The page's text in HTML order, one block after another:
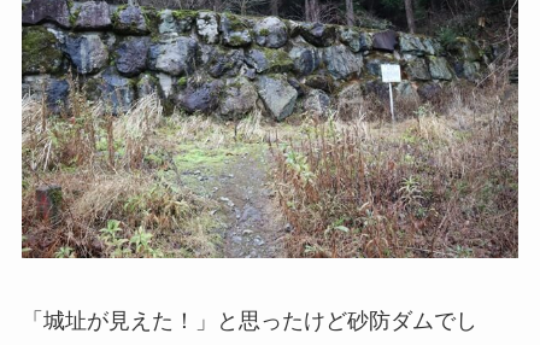
「城址が見えた！」と思ったけど砂防ダムでし